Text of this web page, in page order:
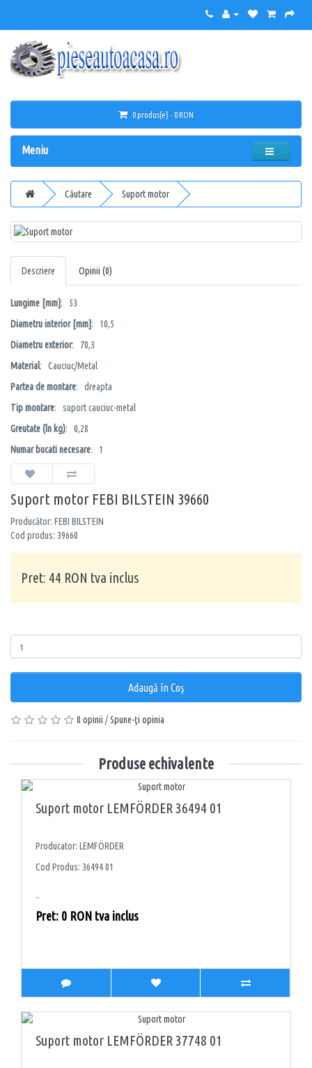
0 produs(e) - 0 RON
Meniu
Căutare Suport motor
Descriere Opinii (0)
Lungime [mm]: 53
Diametru interior [mm]: 10,5
Diametru exterior: 70,3
Material: Cauciuc/Metal
Partea de montare: dreapta
Tip montare: suport cauciuc-metal
Greutate (în kg): 0,28
Numar bucati necesare: 1
Suport motor FEBI BILSTEIN 39660
Producător: FEBI BILSTEIN
Cod produs: 39660
Pret: 44 RON tva inclus
Adaugă în Coş
0 opinii /Spune-ţi opinia
Produse echivalente
Suport motor LEMFÖRDER 36494 01
Producator: LEMFÖRDER
Cod Produs: 36494 01
..
Pret: 0 RON tva inclus
Suport motor LEMFÖRDER 37748 01